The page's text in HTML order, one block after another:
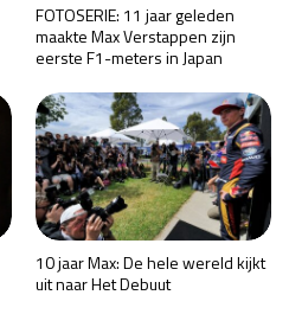
FOTOSERIE: 11 jaar geleden
maakte Max Verstappen zijn
eerste F1-meters in Japan
10 jaar Max: De hele wereld kijkt
uit naar Het Debuut